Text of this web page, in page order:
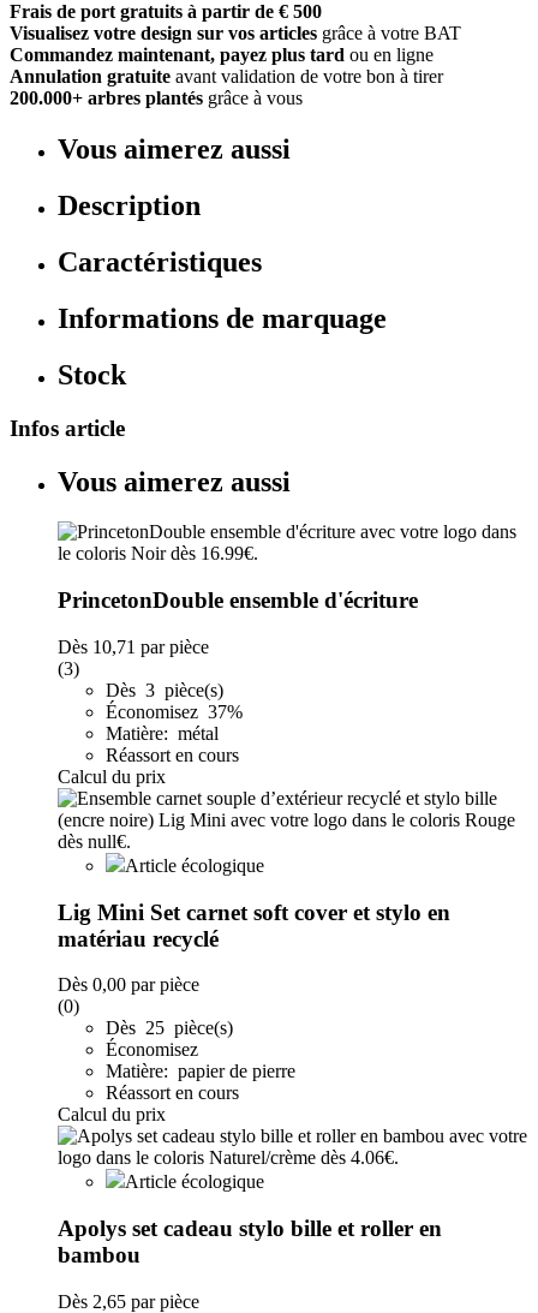
Frais de port gratuits à partir de € 500
Visualisez votre design sur vos articles grâce à votre BAT
Commandez maintenant, payez plus tard ou en ligne
Annulation gratuite avant validation de votre bon à tirer
200.000+ arbres plantés grâce à vous
Vous aimerez aussi
Description
Caractéristiques
Informations de marquage
Stock
Infos article
Vous aimerez aussi
PrincetonDouble ensemble d'écriture
Dès 10,71 par pièce
(3)
Dès 3 pièce(s)
Économisez 37%
Matière: métal
Réassort en cours
Calcul du prix
Article écologique
Lig Mini Set carnet soft cover et stylo en
matériau recyclé
Dès 0,00 par pièce
(0)
Dès 25 pièce(s)
Économisez
Matière: papier de pierre
Réassort en cours
Calcul du prix
Article écologique
Apolys set cadeau stylo bille et roller en
bambou
Dès 2,65 par pièce